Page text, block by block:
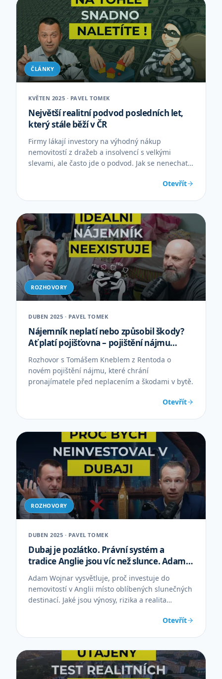
ČLÁNKY
KVĚTEN 2025 · PAVEL TOMEK
Největší realitní podvod posledních let,
který stále běží v ČR
Firmy lákají investory na výhodný nákup
nemovitostí z dražeb a insolvencí s velkými
slevami, ale často jde o podvod. Jak se nenechat
Otevřít
ROZHOVORY
DUBEN 2025 · PAVEL TOMEK
Nájemník neplatí nebo způsobil škody?
Ať platí pojišťovna – pojištění nájmu
Rentodo
Rozhovor s Tomášem Kneblem z Rentoda o
novém pojištění nájmu, které chrání
pronajímatele před neplacením a škodami v bytě.
Otevřít
ROZHOVORY
DUBEN 2025 · PAVEL TOMEK
Dubaj je pozlátko. Právní systém a
tradice Anglie jsou víc než slunce. Adam
Wojnar
Adam Wojnar vysvětluje, proč investuje do
nemovitostí v Anglii místo oblíbených slunečných
destinací. Jaké jsou výnosy, rizika a realita
Otevřít